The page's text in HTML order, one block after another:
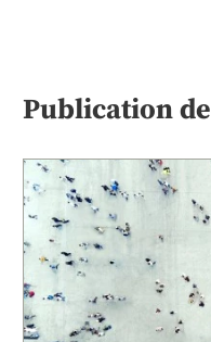
Publication de